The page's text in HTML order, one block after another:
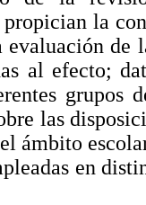
la
evaluación de
al efecto;
grupos
las
ámbito
en